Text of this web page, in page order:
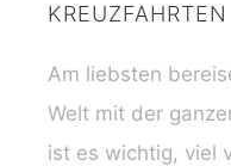
KREUZFAHRTEN
Am liebsten
Welt mit der
ist es wichtig, viel